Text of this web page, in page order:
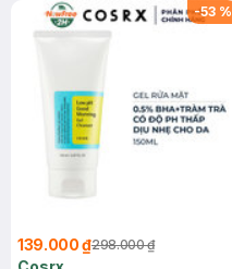
-53 %
139.000 ₫298.000 ₫